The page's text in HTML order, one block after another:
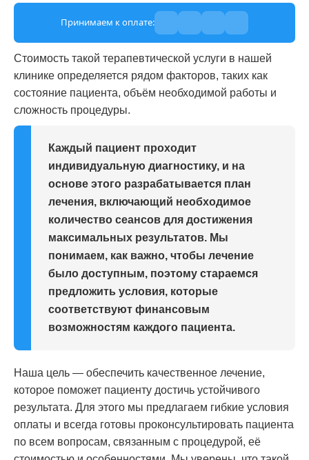
Принимаем к оплате:
Стоимость такой терапевтической услуги в нашей
клинике определяется рядом факторов, таких как
состояние пациента, объём необходимой работы и
сложность процедуры.
Каждый пациент проходит
индивидуальную диагностику, и на
основе этого разрабатывается план
лечения, включающий необходимое
количество сеансов для достижения
максимальных результатов. Мы
понимаем, как важно, чтобы лечение
было доступным, поэтому стараемся
предложить условия, которые
соответствуют финансовым
возможностям каждого пациента.
Наша цель — обеспечить качественное лечение,
которое поможет пациенту достичь устойчивого
результата. Для этого мы предлагаем гибкие условия
оплаты и всегда готовы проконсультировать пациента
по всем вопросам, связанным с процедурой, её